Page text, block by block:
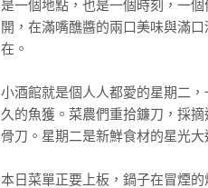
「翻開這本書，就像來到巴黎小
款，已經迫不及待想在家嘗試並且
「法國料理，由產地風土、烹調
以雋永不敗，是因為每一道料理
下班後、週末時去趟小餐館吃頓
是一個地點，也是一個時刻，一
開，在滿嘴醮醬的兩口美味與滿
在。
小酒館就是個人人都愛的星期二
久的魚獲。菜農們重拾鐮刀，採
骨刀。星期二是新鮮食材的星光
本日菜單正要上板，鍋子在冒煙